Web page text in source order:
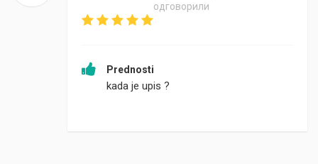
одговорили
Prednosti
kada je upis ?